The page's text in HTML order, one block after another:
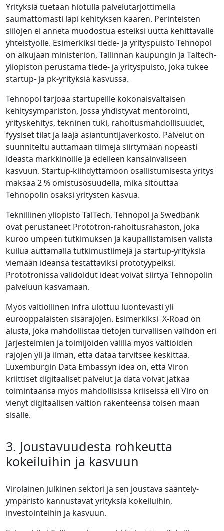
Yrityksiä tuetaan hiotulla palvelutarjottimella
saumattomasti läpi kehityksen kaaren​. Perinteisten
siilojen ei anneta muodostua esteiksi uutta kehittävälle
yhteistyölle. Esimerkiksi tiede- ja yrityspuisto Tehnopol
on alkujaan ministeriön, Tallinnan kaupungin ja Taltech-
yliopiston perustama tiede- ja yrityspuisto, joka tukee
startup- ja pk-yrityksiä kasvussa.
Tehnopol tarjoaa startupeille kokonaisvaltaisen
kehitysympäristön, jossa yhdistyvät mentorointi,
yrityskehitys, tekninen tuki, rahoitusmahdollisuudet,
fyysiset tilat ja laaja asiantuntijaverkosto. Palvelut on
suunniteltu auttamaan tiimejä siirtymään nopeasti
ideasta markkinoille ja edelleen kansainväliseen
kasvuun. Startup-kiihdyttämöön osallistumisesta yritys
maksaa 2 % omistusosuudella, mikä sitouttaa
Tehnopolin osaksi yritysten kasvua.
Teknillinen yliopisto TalTech, Tehnopol ja Swedbank
ovat perustaneet Prototron-rahoitusrahaston, joka
kuroo umpeen tutkimuksen ja kaupallistamisen välistä
kuilua auttamalla tutkimustiimejä ja startup-yrityksiä
viemään ideansa testattaviksi prototyypeiksi.
Prototronissa validoidut ideat voivat siirtyä Tehnopolin
palveluun kasvamaan.
Myös valtiollinen infra ulottuu luontevasti yli
eurooppalaisten sisärajojen. Esimerkiksi X-Road on
alusta, joka mahdollistaa tietojen turvallisen vaihdon eri
järjestelmien ja toimijoiden välillä myös valtioiden
rajojen yli ja ilman, että dataa tarvitsee keskittää.
Luxemburgin Data Embassyn idea on, että Viron
kriittiset digitaaliset palvelut ja data voivat jatkaa
toimintaansa myös mahdollisissa kriiseissä eli Viro on
vienyt digitaalisen valtion rakenteensa toisen maan
sisälle.
3. Joustavuudesta rohkeutta
kokeiluihin ja kasvuun
Virolainen julkinen sektori ja sen joustava sääntely-
ympäristö kannustavat yrityksiä kokeiluihin,
investointeihin ja kasvuun.